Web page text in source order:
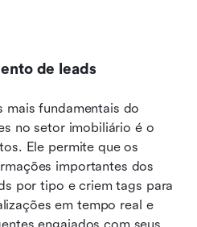
de leads
mais fundamentais do
no setor imobiliário é o
Ele permite que os
importantes dos
por tipo e criem tags para
em tempo real e
engajados com seus